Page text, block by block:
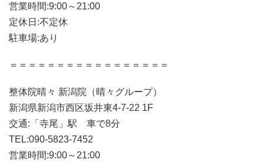
営業時間:9:00～21:00
定休日:不定休
駐車場:あり
＝＝＝＝＝＝＝＝＝＝＝＝＝＝＝＝＝
整体院晴々 新潟院（晴々グループ）
新潟県新潟市西区坂井東4-7-22 1F
交通:「寺尾」駅 車で8分
TEL:090-5823-7452
営業時間:9:00～21:00